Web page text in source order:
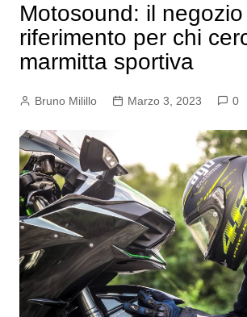
Motosound: il
riferimento per chi
marmitta sportiva
Bruno Milillo Marzo 3, 2023 0